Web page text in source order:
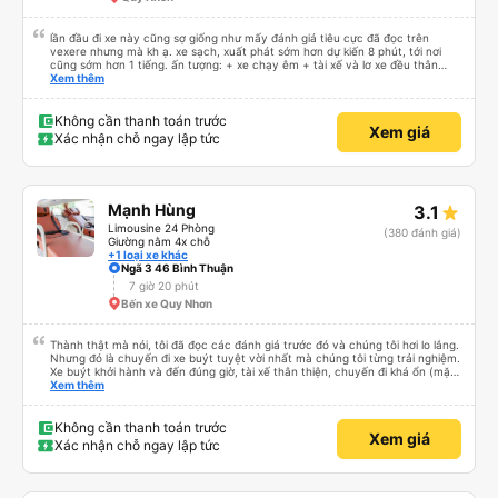
đường này một lần nữa vào tuần tới.
lần đầu đi xe này cũng sợ giống như mấy đánh giá tiêu cực đã đọc trên
vexere nhưng mà kh ạ. xe sạch, xuất phát sớm hơn dự kiến 8 phút, tới nơi
cũng sớm hơn 1 tiếng. ấn tượng: + xe chạy êm + tài xế và lơ xe đều thân
thiện dễ thương. thật ra cũng kh tiếp xúc nhiều+ lắm nhưng cá nhân mình
an sương, xe dừng đúng 3 lần (cả ăn tối) cho khách đi vệ sinh. cái hay ở đây
là khi gần tới chỗ ăn tối sẽ có loa thông báo, loa báo là dừng 30p nhưng thực
tế chỉ dừng khoảng 25p, chắc do khách đã lên đông đủ. tóm lại thì lần đầu đi
Xem thêm
Không cần thanh toán trước
Xác nhận chỗ ngay lập tức
Xem giá
Mạnh Hùng
Limousine 24 Phòng
Giường nằm 4x chỗ
+1 loại xe khác
3.1
(380 đánh giá)
Ngã 3 46 Bình Thuận
7 giờ 20 phút
Bến xe Quy Nhơn
Thành thật mà nói, tôi đã đọc các đánh giá trước đó và chúng tôi hơi lo lắng.
Nhưng đó là chuyến đi xe buýt tuyệt vời nhất mà chúng tôi từng trải nghiệm.
Xe buýt khởi hành và đến đúng giờ, tài xế thân thiện, chuyến đi khá ổn (mặc
dù vẫn hơi xóc, nhưng đó là đặc trưng của Việt Nam ^^), và chỗ ngồi thoải
Xem thêm
Không cần thanh toán trước
Xác nhận chỗ ngay lập tức
Xem giá